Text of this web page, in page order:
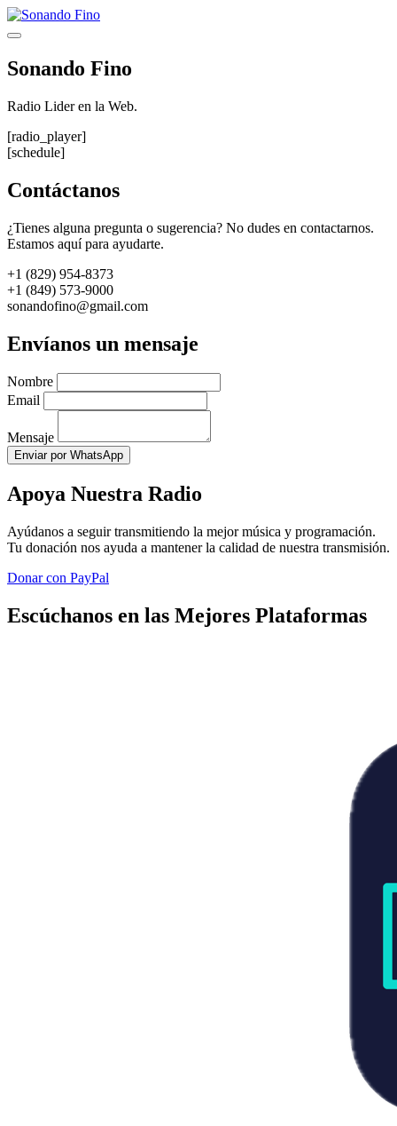
Saltar
al
Menú
Sonando Fino
Radio Lider en la Web.
[radio_player]
[schedule]
Contáctanos
¿Tienes alguna pregunta o sugerencia? No dudes en contactarnos.
Estamos aquí para ayudarte.
+1 (829) 954-8373
+1 (849) 573-9000
sonandofino@gmail.com
Envíanos un mensaje
Nombre
Email
Mensaje
Enviar por WhatsApp
Apoya Nuestra Radio
Ayúdanos a seguir transmitiendo la mejor música y programación.
Tu donación nos ayuda a mantener la calidad de nuestra transmisión.
Donar con PayPal
Escúchanos en las Mejores Plataformas